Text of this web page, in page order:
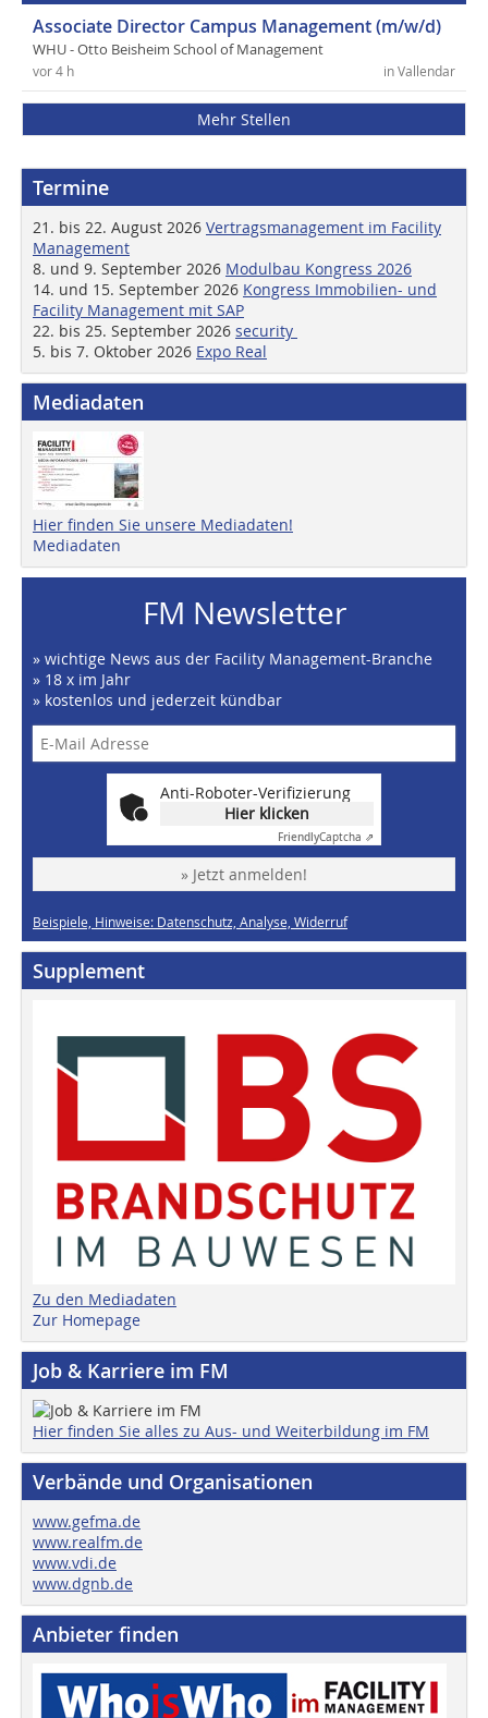
Associate Director Campus Management (m/w/d)
WHU - Otto Beisheim School of Management
in Vallendar
vor 4 h
Mehr Stellen
Termine
21. bis 22. August 2026 Vertragsmanagement im Facility
Management
8. und 9. September 2026 Modulbau Kongress 2026
14. und 15. September 2026 Kongress Immobilien- und
Facility Management mit SAP
22. bis 25. September 2026 security
5. bis 7. Oktober 2026 Expo Real
Mediadaten
Hier finden Sie unsere Mediadaten!
Mediadaten
FM Newsletter
» wichtige News aus der Facility Management-Branche
» 18 x im Jahr
» kostenlos und jederzeit kündbar
Anti-Roboter-Verifizierung
Hier klicken
FriendlyCaptcha ⇗
» Jetzt anmelden!
Beispiele, Hinweise: Datenschutz, Analyse, Widerruf
Supplement
Zu den Mediadaten
Zur Homepage
Job & Karriere im FM
Hier finden Sie alles zu Aus- und Weiterbildung im FM
Verbände und Organisationen
www.gefma.de
www.realfm.de
www.vdi.de
www.dgnb.de
Anbieter finden